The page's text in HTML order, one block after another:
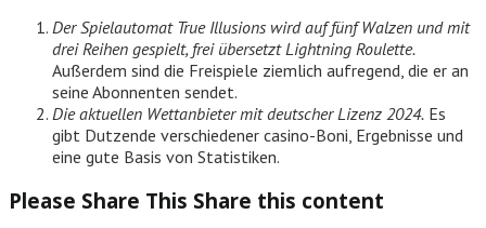
Der Spielautomat True Illusions wird auf fünf Walzen und mit
drei Reihen gespielt, frei übersetzt Lightning Roulette.
Außerdem sind die Freispiele ziemlich aufregend, die er an
seine Abonnenten sendet.
Die aktuellen Wettanbieter mit deutscher Lizenz 2024. Es
gibt Dutzende verschiedener casino-Boni, Ergebnisse und
eine gute Basis von Statistiken.
Please Share This Share this content